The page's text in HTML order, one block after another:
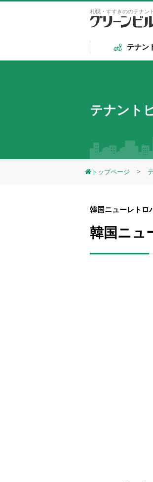
札幌・すすきののテナン
テナン
テナント
トップページ
韓国ニューレトロ
韓国ニ